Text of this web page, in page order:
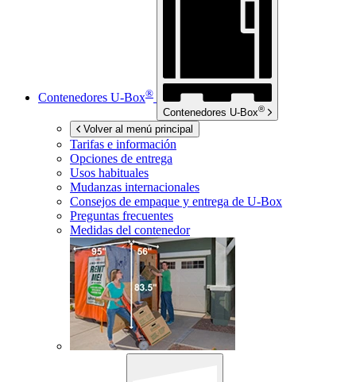
Contenedores U-Box®
Contenedores U-Box®
Volver al menú principal
Tarifas e información
Opciones de entrega
Usos habituales
Mudanzas internacionales
Consejos de empaque y entrega de U-Box
Preguntas frecuentes
Medidas del contenedor